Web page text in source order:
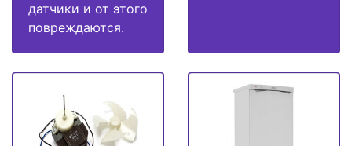
датчики и от этого
повреждаются.